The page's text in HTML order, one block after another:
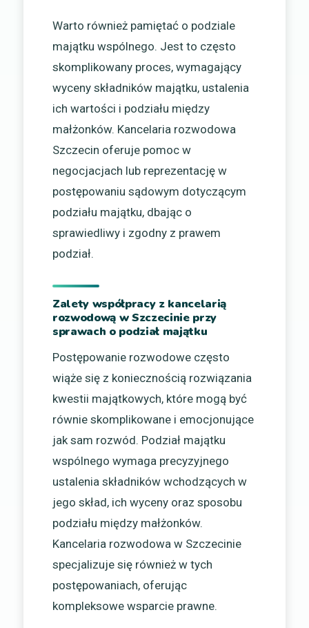
Warto również pamiętać o podziale
majątku wspólnego. Jest to często
skomplikowany proces, wymagający
wyceny składników majątku, ustalenia
ich wartości i podziału między
małżonków. Kancelaria rozwodowa
Szczecin oferuje pomoc w
negocjacjach lub reprezentację w
postępowaniu sądowym dotyczącym
podziału majątku, dbając o
sprawiedliwy i zgodny z prawem
podział.
Zalety współpracy z kancelarią
rozwodową w Szczecinie przy
sprawach o podział majątku
Postępowanie rozwodowe często
wiąże się z koniecznością rozwiązania
kwestii majątkowych, które mogą być
równie skomplikowane i emocjonujące
jak sam rozwód. Podział majątku
wspólnego wymaga precyzyjnego
ustalenia składników wchodzących w
jego skład, ich wyceny oraz sposobu
podziału między małżonków.
Kancelaria rozwodowa w Szczecinie
specjalizuje się również w tych
postępowaniach, oferując
kompleksowe wsparcie prawne.